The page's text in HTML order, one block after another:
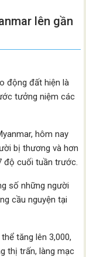
lên gần
động đất hiện là
tưởng niệm các
hôm nay
bị thương và hơn
độ cuối tuần trước.
số những người
cầu nguyện tại
tăng lên 3,000,
thị trấn, làng mạc